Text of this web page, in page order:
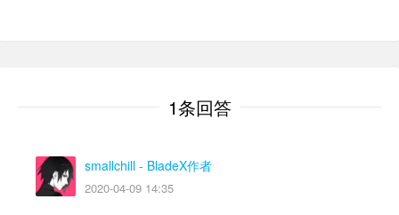
1条回答
smallchill - BladeX作者
2020-04-09 14:35